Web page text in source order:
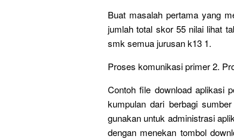
Buat masalah pertama yang
jumlah total skor 55 nilai lihat
smk semua jurusan k13 1.
Proses komunikasi primer 2.
Contoh file download aplikasi
kumpulan dari berbagi
gunakan untuk administrasi
dengan menekan tombol